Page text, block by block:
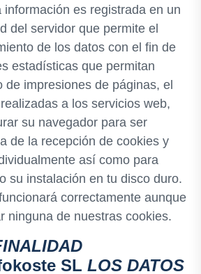
información es registrada en un
del servidor que permite el
de los datos con el fin de
estadísticas que permitan
de impresiones de páginas, el
a los servicios web,
su navegador para ser
de la recepción de cookies y
así como para
su instalación en tu disco duro.
correctamente aunque
ninguna de nuestras cookies.
SL LOS DATOS